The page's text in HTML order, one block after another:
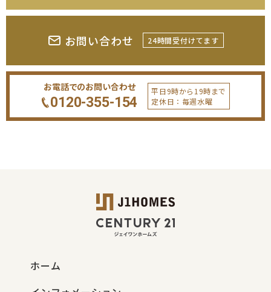
お問い合わせ 24時間受付けてます
お電話でのお問い合わせ
0120-355-154
平日9時から19時まで
定休日：毎週水曜
ホーム